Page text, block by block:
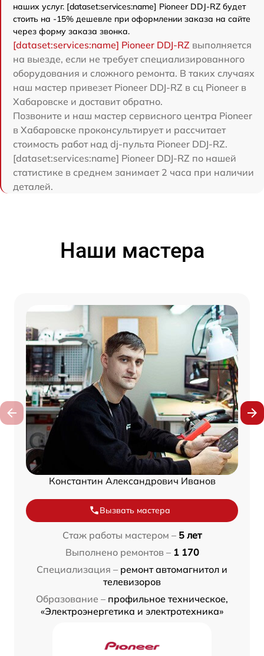
наших услуг. [dataset:services:name] Pioneer DDJ-RZ будет
стоить на -15% дешевле при оформлении заказа на сайте
через форму заказа звонка.
[dataset:services:name] Pioneer DDJ-RZ выполняется
на выезде, если не требует специализированного
оборудования и сложного ремонта. В таких случаях
наш мастер привезет Pioneer DDJ-RZ в сц Pioneer в
Хабаровске и доставит обратно.
Позвоните и наш мастер сервисного центра Pioneer
в Хабаровске проконсультирует и рассчитает
стоимость работ над dj-пульта Pioneer DDJ-RZ.
[dataset:services:name] Pioneer DDJ-RZ по нашей
статистике в среднем занимает 2 часа при наличии
деталей.
Наши мастера
Константин Александрович Иванов
Вызвать мастера
Стаж работы мастером – 5 лет
Выполнено ремонтов – 1 170
Специализация – ремонт автомагнитол и
телевизоров
Образование – профильное техническое,
«Электроэнергетика и электротехника»